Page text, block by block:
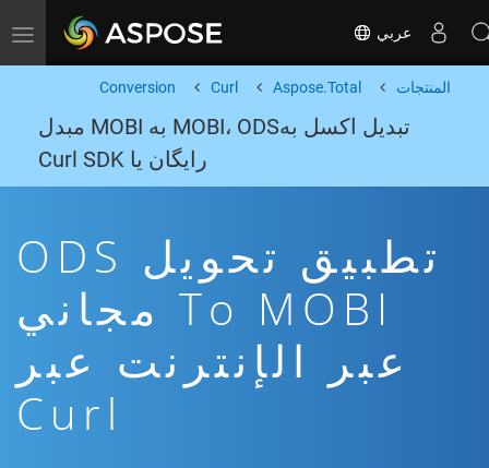
Toggle navigation عربي
المنتجات Aspose.Total
Curl
Conversion
تبدیل اکسل بهMOBI، ODS به MOBI مبدل
رایگان یا Curl SDK
تطبيق تحويل ODS
To MOBI مجاني
عبر الإنترنت عبر
Curl